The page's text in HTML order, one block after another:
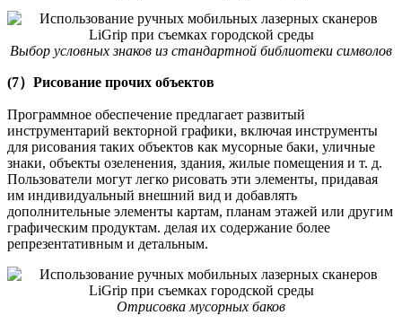
Выбор условных знаков из стандартной библиотеки символов
(7）Рисование прочих объектов
Программное обеспечение предлагает развитый
инструментарий векторной графики, включая инструменты
для рисования таких объектов как мусорные баки, уличные
знаки, объекты озеленения, здания, жилые помещения и т. д.
Пользователи могут легко рисовать эти элементы, придавая
им индивидуальный внешний вид и добавлять
дополнительные элементы картам, планам этажей или другим
графическим продуктам. делая их содержание более
репрезентативным и детальным.
Отрисовка мусорных баков